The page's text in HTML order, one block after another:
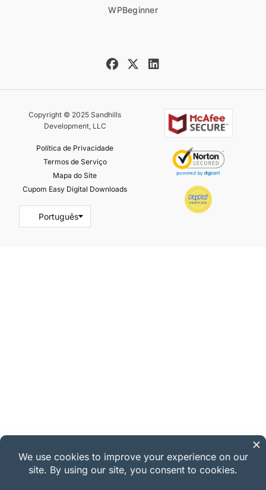
WPBeginner
Copyright © 2025 Sandhills
Development, LLC
Política de Privacidade
Termos de Serviço
Mapa do Site
Cupom Easy Digital Downloads